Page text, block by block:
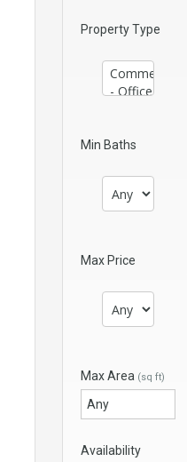
Property Type
Min Baths
Max Price
Max Area (sq ft)
Availability